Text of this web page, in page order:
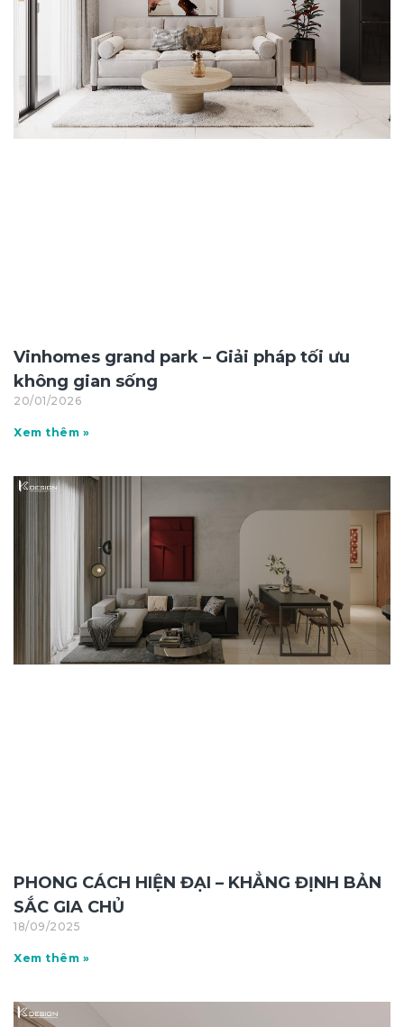
Vinhomes grand park – Giải pháp tối ưu
không gian sống
20/01/2026
Xem thêm »
PHONG CÁCH HIỆN ĐẠI – KHẲNG ĐỊNH BẢN
SẮC GIA CHỦ
18/09/2025
Xem thêm »